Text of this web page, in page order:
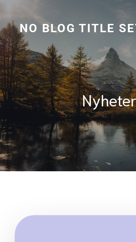
innehåll
NO BLOG TITLE